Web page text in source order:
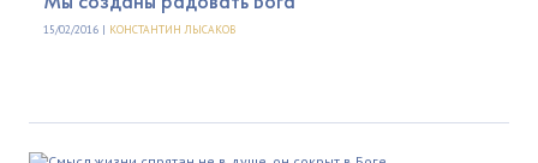
15/02/2016 | КОНСТАНТИН ЛЫСАКОВ